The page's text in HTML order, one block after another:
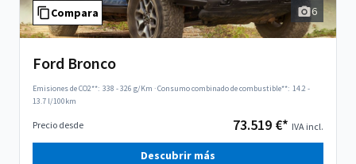
Compara 6
Ford Bronco
Emisiones de CO2**: 338 - 326 g/Km ·Consumo combinado de combustible**: 14.2 -
13.7 l/100km
Precio desde 73.519 €* IVA incl.
Descubrir más